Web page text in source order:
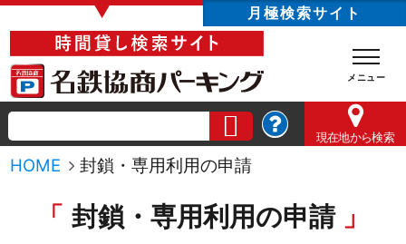
▼ 月極検索サイト
現在地から検索
HOME 封鎖・専用利用の申請
封鎖・専用利用の申請